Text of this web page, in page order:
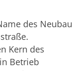
des Neubau
Kern des
Betrieb